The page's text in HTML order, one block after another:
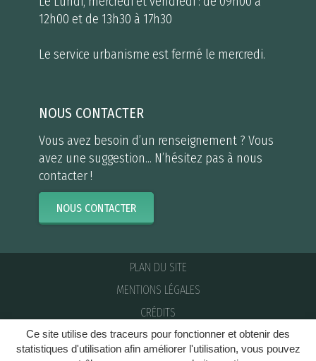
Ce site utilise des traceurs pour fonctionner et obtenir des
statistiques d'utilisation afin améliorer l'utilisation, vous pouvez
12h00 et de 13h30 à 17h30
Le service urbanisme est fermé le mercredi.
NOUS CONTACTER
Vous avez besoin d’un renseignement ? Vous
avez une suggestion... N’hésitez pas à nous
contacter !
NOUS CONTACTER
PLAN DU SITE
MENTIONS LÉGALES
CRÉDITS
NOUS CONTACTER